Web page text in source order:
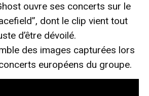
ouvre ses concerts sur le
dont le clip vient tout
d’être dévoilé.
des images capturées lors
européens du groupe.